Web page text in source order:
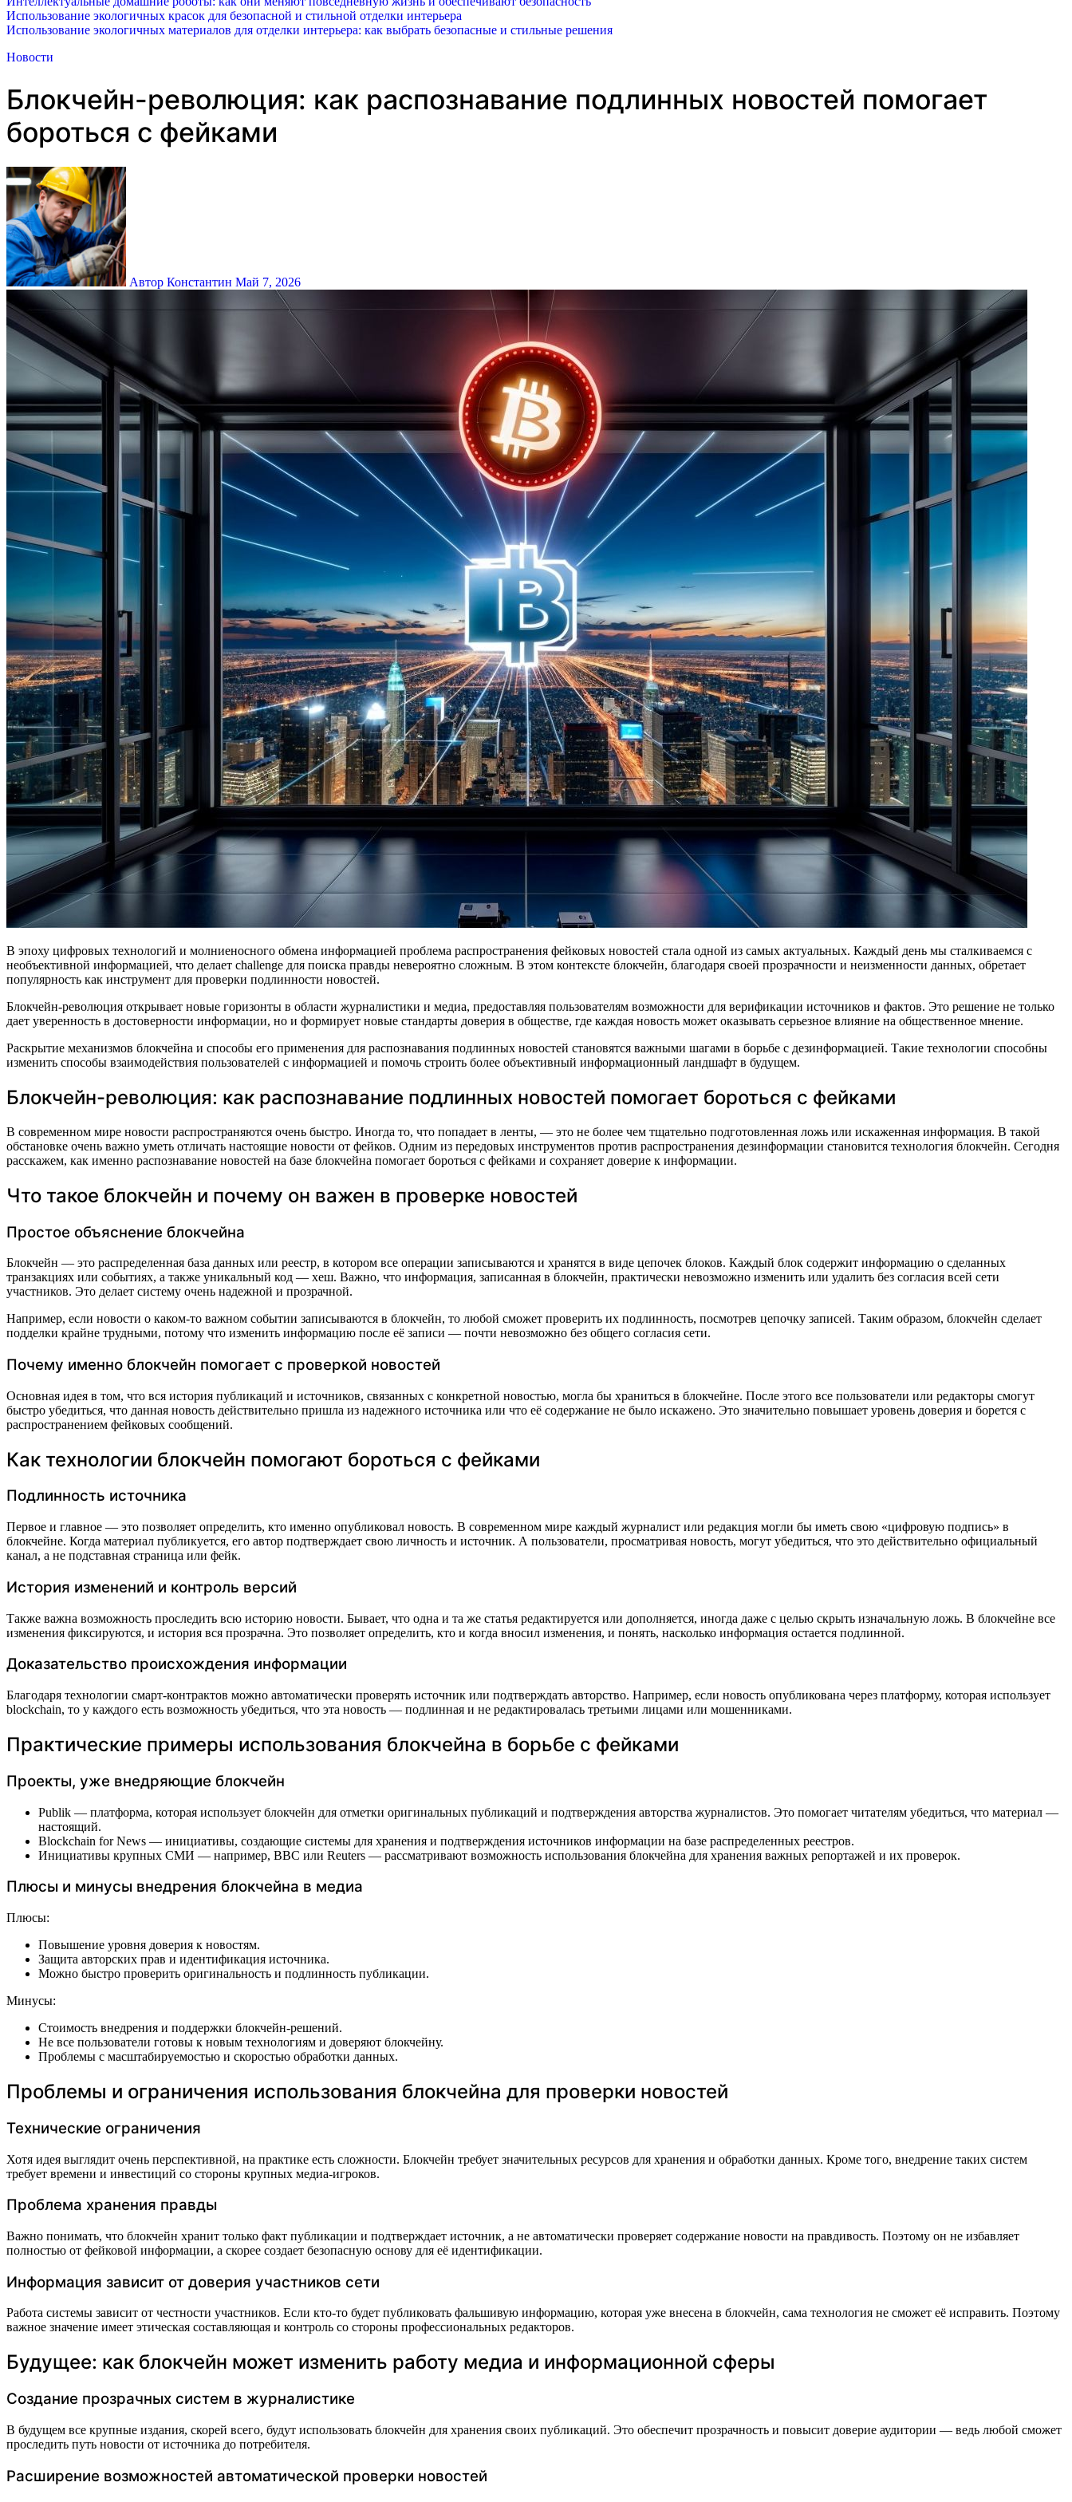
Использование экологичных красок для безопасной и стильной отделки интерьера
Использование экологичных материалов для отделки интерьера: как выбрать безопасные и стильные решения
Новости
Блокчейн-революция: как распознавание подлинных новостей помогает
бороться с фейками
Автор Константин Май 7, 2026
В эпоху цифровых технологий и молниеносного обмена информацией проблема распространения фейковых новостей стала одной из самых актуальных. Каждый день мы сталкиваемся с
необъективной информацией, что делает challenge для поиска правды невероятно сложным. В этом контексте блокчейн, благодаря своей прозрачности и неизменности данных, обретает
популярность как инструмент для проверки подлинности новостей.
Блокчейн-революция открывает новые горизонты в области журналистики и медиа, предоставляя пользователям возможности для верификации источников и фактов. Это решение не только
дает уверенность в достоверности информации, но и формирует новые стандарты доверия в обществе, где каждая новость может оказывать серьезное влияние на общественное мнение.
Раскрытие механизмов блокчейна и способы его применения для распознавания подлинных новостей становятся важными шагами в борьбе с дезинформацией. Такие технологии способны
изменить способы взаимодействия пользователей с информацией и помочь строить более объективный информационный ландшафт в будущем.
Блокчейн-революция: как распознавание подлинных новостей помогает бороться с фейками
В современном мире новости распространяются очень быстро. Иногда то, что попадает в ленты, — это не более чем тщательно подготовленная ложь или искаженная информация. В такой
обстановке очень важно уметь отличать настоящие новости от фейков. Одним из передовых инструментов против распространения дезинформации становится технология блокчейн. Сегодня
расскажем, как именно распознавание новостей на базе блокчейна помогает бороться с фейками и сохраняет доверие к информации.
Что такое блокчейн и почему он важен в проверке новостей
Простое объяснение блокчейна
Блокчейн — это распределенная база данных или реестр, в котором все операции записываются и хранятся в виде цепочек блоков. Каждый блок содержит информацию о сделанных
транзакциях или событиях, а также уникальный код — хеш. Важно, что информация, записанная в блокчейн, практически невозможно изменить или удалить без согласия всей сети
участников. Это делает систему очень надежной и прозрачной.
Например, если новости о каком-то важном событии записываются в блокчейн, то любой сможет проверить их подлинность, посмотрев цепочку записей. Таким образом, блокчейн сделает
подделки крайне трудными, потому что изменить информацию после её записи — почти невозможно без общего согласия сети.
Почему именно блокчейн помогает с проверкой новостей
Основная идея в том, что вся история публикаций и источников, связанных с конкретной новостью, могла бы храниться в блокчейне. После этого все пользователи или редакторы смогут
быстро убедиться, что данная новость действительно пришла из надежного источника или что её содержание не было искажено. Это значительно повышает уровень доверия и борется с
распространением фейковых сообщений.
Как технологии блокчейн помогают бороться с фейками
Подлинность источника
Первое и главное — это позволяет определить, кто именно опубликовал новость. В современном мире каждый журналист или редакция могли бы иметь свою «цифровую подпись» в
блокчейне. Когда материал публикуется, его автор подтверждает свою личность и источник. А пользователи, просматривая новость, могут убедиться, что это действительно официальный
канал, а не подставная страница или фейк.
История изменений и контроль версий
Также важна возможность проследить всю историю новости. Бывает, что одна и та же статья редактируется или дополняется, иногда даже с целью скрыть изначальную ложь. В блокчейне все
изменения фиксируются, и история вся прозрачна. Это позволяет определить, кто и когда вносил изменения, и понять, насколько информация остается подлинной.
Доказательство происхождения информации
Благодаря технологии смарт-контрактов можно автоматически проверять источник или подтверждать авторство. Например, если новость опубликована через платформу, которая использует
blockchain, то у каждого есть возможность убедиться, что эта новость — подлинная и не редактировалась третьими лицами или мошенниками.
Практические примеры использования блокчейна в борьбе с фейками
Проекты, уже внедряющие блокчейн
Publik — платформа, которая использует блокчейн для отметки оригинальных публикаций и подтверждения авторства журналистов. Это помогает читателям убедиться, что материал —
настоящий.
Blockchain for News — инициативы, создающие системы для хранения и подтверждения источников информации на базе распределенных реестров.
Инициативы крупных СМИ — например, BBC или Reuters — рассматривают возможность использования блокчейна для хранения важных репортажей и их проверок.
Плюсы и минусы внедрения блокчейна в медиа
Плюсы:
Повышение уровня доверия к новостям.
Защита авторских прав и идентификация источникa.
Можно быстро проверить оригинальность и подлинность публикации.
Минусы:
Стоимость внедрения и поддержки блокчейн-решений.
Не все пользователи готовы к новым технологиям и доверяют блокчейну.
Проблемы с масштабируемостью и скоростью обработки данных.
Проблемы и ограничения использования блокчейна для проверки новостей
Технические ограничения
Хотя идея выглядит очень перспективной, на практике есть сложности. Блокчейн требует значительных ресурсов для хранения и обработки данных. Кроме того, внедрение таких систем
требует времени и инвестиций со стороны крупных медиа-игроков.
Проблема хранения правды
Важно понимать, что блокчейн хранит только факт публикации и подтверждает источник, а не автоматически проверяет содержание новости на правдивость. Поэтому он не избавляет
полностью от фейковой информации, а скорее создает безопасную основу для её идентификации.
Информация зависит от доверия участников сети
Работа системы зависит от честности участников. Если кто-то будет публиковать фальшивую информацию, которая уже внесена в блокчейн, сама технология не сможет её исправить. Поэтому
важное значение имеет этическая составляющая и контроль со стороны профессиональных редакторов.
Будущее: как блокчейн может изменить работу медиа и информационной сферы
Создание прозрачных систем в журналистике
В будущем все крупные издания, скорей всего, будут использовать блокчейн для хранения своих публикаций. Это обеспечит прозрачность и повысит доверие аудитории — ведь любой сможет
проследить путь новости от источника до потребителя.
Расширение возможностей автоматической проверки новостей